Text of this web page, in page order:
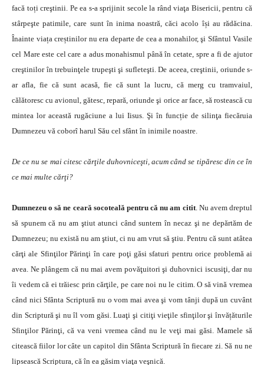
facă toți creştinii. Pe ea s-a sprijinit secole la rând viaţa Bisericii, pentru că
stârpeşte patimile, care sunt în inima noastră, căci acolo își au rădăcina.
Înainte viața creștinilor nu era departe de cea a monahilor, şi Sfântul Vasile
cel Mare este cel care a adus monahismul până în cetate, spre a fi de ajutor
creştinilor în trebuinţele trupeşti şi sufleteşti. De aceea, creştinii, oriunde s-
ar afla, fie că sunt acasă, fie că sunt la lucru, că merg cu tramvaiul,
călătoresc cu avionul, gătesc, repară, oriunde şi orice ar face, să rostească cu
mintea lor această rugăciune a lui Iisus. Şi în funcție de silinţa fiecăruia
Dumnezeu vă coborî harul Său cel sfânt în inimile noastre.
De ce nu se mai citesc cărţile duhovniceşti, acum când se tipăresc din ce în
ce mai multe cărţi?
Dumnezeu o să ne ceară socoteală pentru că nu am citit. Nu avem dreptul
să spunem că nu am ştiut atunci când suntem în necaz şi ne depărtăm de
Dumnezeu; nu există nu am ştiut, ci nu am vrut să ştiu. Pentru că sunt atâtea
cărţi ale Sfinţilor Părinţi în care poţi găsi sfaturi pentru orice problemă ai
avea. Ne plângem că nu mai avem povăţuitori şi duhovnici iscusiţi, dar nu
îi vedem că ei trăiesc prin cărţile, pe care noi nu le citim. O să vină vremea
când nici Sfânta Scriptură nu o vom mai avea şi vom tânji după un cuvânt
din Scriptură şi nu îl vom găsi. Luaţi şi citiţi vieţile sfinţilor şi învățăturile
Sfinţilor Părinţi, că va veni vremea când nu le veţi mai găsi. Mamele să
citească fiilor lor câte un capitol din Sfânta Scriptură în fiecare zi. Să nu ne
lipsească Scriptura, că în ea găsim viaţa veşnică.